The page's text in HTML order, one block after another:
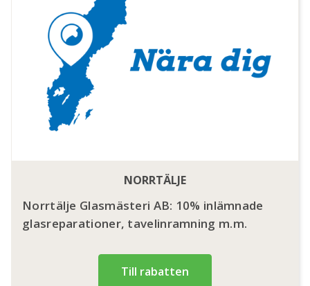
NORRTÄLJE
Norrtälje Glasmästeri AB: 10% inlämnade
glasreparationer, tavelinramning m.m.
Till rabatten